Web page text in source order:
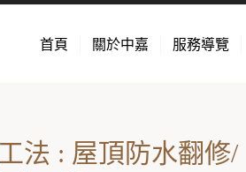
首頁 關於中嘉 服務導覽
法 : 屋頂防水翻修/